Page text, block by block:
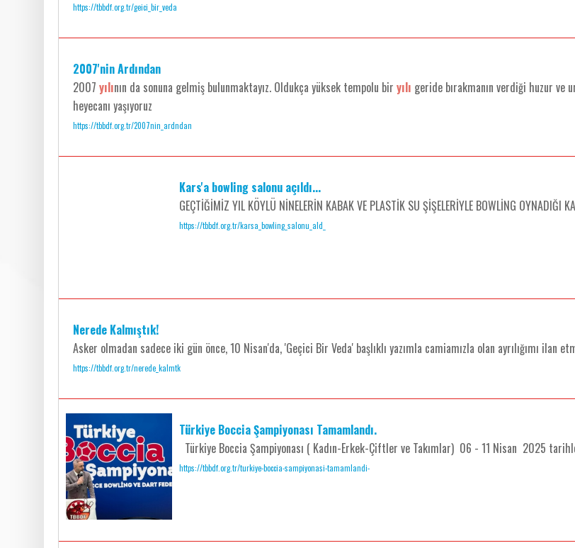
https://tbbdf.org.tr/geici_bir_veda
2007'nin Ardından
2007 yılının da sonuna gelmiş bulunmaktayız. Oldukça yüksek tempolu bir yılı geride bırakmanın verdiği huzur ve
heyecanı yaşıyoruz
https://tbbdf.org.tr/2007nin_ardndan
Kars'a bowling salonu açıldı...
GEÇTİĞİMİZ YIL KÖYLÜ NİNELERİN KABAK VE PLASTİK SU ŞİŞELERİYLE BOWLİNG OYNADIĞI
https://tbbdf.org.tr/karsa_bowling_salonu_ald_
Nerede Kalmıştık!
Asker olmadan sadece iki gün önce, 10 Nisan'da, 'Geçici Bir Veda' başlıklı yazımla camiamızla olan ayrılığımı ilan
https://tbbdf.org.tr/nerede_kalmtk
Türkiye Boccia Şampiyonası Tamamlandı.
Türkiye Boccia Şampiyonası ( Kadın-Erkek-Çiftler ve Takımlar) 06 - 11 Nisan 2025
https://tbbdf.org.tr/turkiye-boccia-sampiyonasi-tamamlandi-